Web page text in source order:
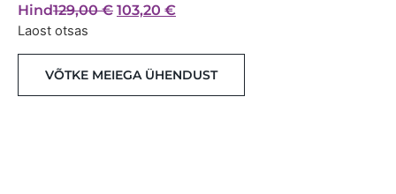
Hind129,00€ 103,20 €
Laost otsas
VÕTKE MEIEGA ÜHENDUST